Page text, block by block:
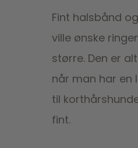
Fint halsbånd
ville ønske
større. Den er
når man har en
til
fint.